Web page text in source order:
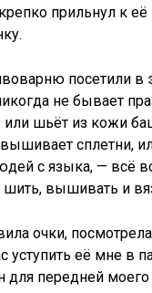
прильнул к
посетили в
не бывает
или шьёт из кожи
сплетни,
с языка, — всё
вышивать и
очки,
уступить её мне в
для передней моего